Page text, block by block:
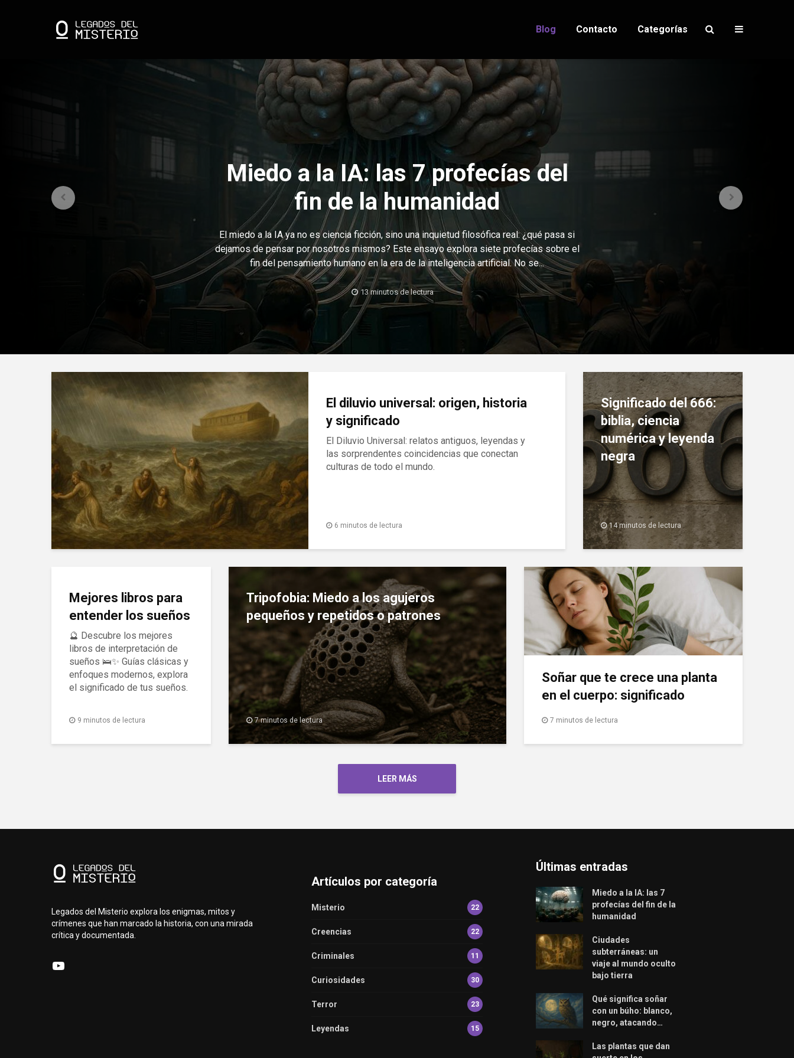
Blog Contacto Categorías
Miedo a la IA: las 7 profecías del
fin de la humanidad
El miedo a la IA ya no es ciencia ficción, sino una inquietud filosófica real: ¿qué pasa si
dejamos de pensar por nosotros mismos? Este ensayo explora siete profecías sobre el
fin del pensamiento humano en la era de la inteligencia artificial. No se...
13 minutos de lectura
El diluvio universal: origen, historia
y significado
El Diluvio Universal: relatos antiguos, leyendas y
las sorprendentes coincidencias que conectan
culturas de todo el mundo.
6 minutos de lectura
Significado del 666:
biblia, ciencia
numérica y leyenda
negra
14 minutos de lectura
Mejores libros para
entender los sueños
🔮 Descubre los mejores
libros de interpretación de
sueños 🛌✨ Guías clásicas y
enfoques modernos, explora
el significado de tus sueños.
9 minutos de lectura
Tripofobia: Miedo a los agujeros
pequeños y repetidos o patrones
7 minutos de lectura
Soñar que te crece una planta
en el cuerpo: significado
7 minutos de lectura
LEER MÁS
Legados del Misterio explora los enigmas, mitos y
crímenes que han marcado la historia, con una mirada
crítica y documentada.
YouTube
Artículos por categoría
Misterio 22
Creencias 22
Criminales 11
Curiosidades 30
Terror 23
Leyendas 15
Últimas entradas
Miedo a la IA: las 7
profecías del fin de la
humanidad
Ciudades
subterráneas: un
viaje al mundo oculto
bajo tierra
Qué significa soñar
con un búho: blanco,
negro, atacando…
Las plantas que dan